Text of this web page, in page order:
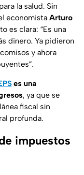
la salud. Sin
economista Arturo
es clara: “Es una
dinero. Ya pidieron
y ahora
es una
, ya que se
fiscal sin
profunda.
impuestos